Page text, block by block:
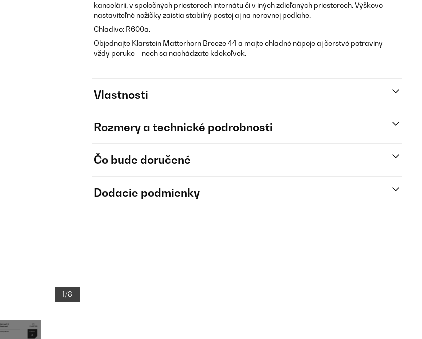
1/8
kancelárii, v spoločných priestoroch internátu či v iných zdieľaných priestoroch. Výškovo
nastaviteľné nožičky zaistia stabilný postoj aj na nerovnej podlahe.
Chladivo: R600a.
Objednajte Klarstein Matterhorn Breeze 44 a majte chladné nápoje aj čerstvé potraviny
vždy poruke – nech sa nachádzate kdekoľvek.
Vlastnosti
Rozmery a technické podrobnosti
Čo bude doručené
Dodacie podmienky